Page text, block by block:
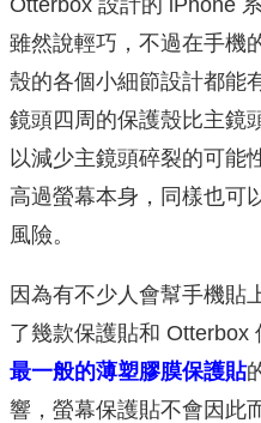
Otterbox 設計的 iPhone
雖然說輕巧，不過在手機
殼的各個小細節設計都能
鏡頭四周的保護殼比主鏡
以減少主鏡頭碎裂的可能
高過螢幕本身，同樣也可
風險。
因為有不少人會幫手機貼
了幾款保護貼和 Otterbox
最一般的薄塑膠膜保護貼
響，螢幕保護貼不會因此